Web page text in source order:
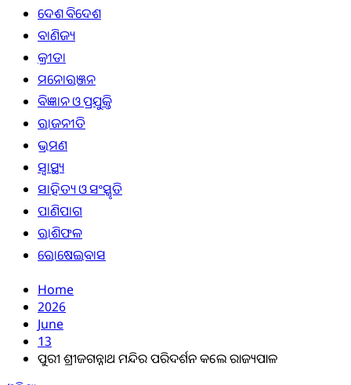
ଦେଶ ବିଦେଶ
ବାଣିଜ୍ୟ
କ୍ରୀଡା
ମନୋରଞ୍ଜନ
ବିଜ୍ଞାନ ଓ ପ୍ରଯୁକ୍ତି
ରାଜନୀତି
ଭ୍ରମଣ
ସ୍ୱାସ୍ଥ୍ୟ
ସାହିତ୍ୟ ଓ ସଂସ୍କୃତି
ପାଣିପାଗ
ରାଶିଫଳ
ରୋଷେଇବାସ
Home
2026
June
13
ପୁରୀ ଶ୍ରୀଜଗନ୍ନାଥ ମନ୍ଦିର ପରିଦର୍ଶନ କଲେ ରାଜ୍ୟପାଳ